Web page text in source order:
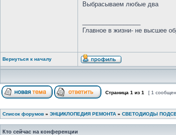
Выбрасываем любые два
Главное в жизни- не высшее
Вернуться к началу
Страница 1 из 1 [ 1
Список форумов » ЭНЦИКЛОПЕДИЯ РЕМОНТА » СВЕТОДИОДЫ
Кто сейчас на конференции